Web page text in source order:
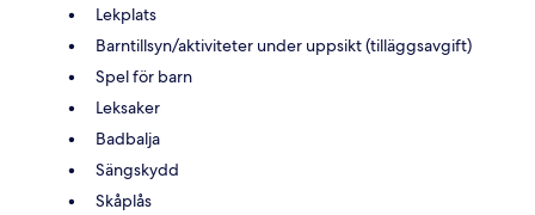
Lekplats
Barntillsyn/aktiviteter under uppsikt (tilläggsavgift)
Spel för barn
Leksaker
Badbalja
Sängskydd
Skåplås